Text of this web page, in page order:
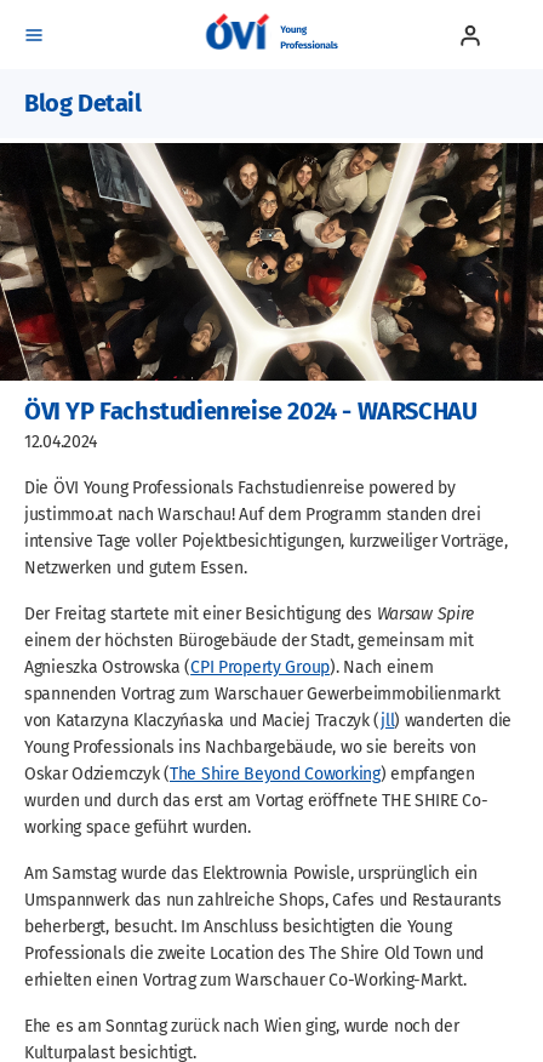
Events
Mitgliedschaft
Blog
Team
Kontakt
Blog Detail
ÖVI YP Fachstudienreise 2024 - WARSCHAU
12.04.2024
Die ÖVI Young Professionals Fachstudienreise powered by
justimmo.at nach Warschau! Auf dem Programm standen drei
intensive Tage voller Pojektbesichtigungen, kurzweiliger Vorträge,
Netzwerken und gutem Essen.
Der Freitag startete mit einer Besichtigung des Warsaw Spire
einem der höchsten Bürogebäude der Stadt, gemeinsam mit
Agnieszka Ostrowska (CPI Property Group). Nach einem
spannenden Vortrag zum Warschauer Gewerbeimmobilienmarkt
von Katarzyna Klaczyńaska und Maciej Traczyk (jll) wanderten die
Young Professionals ins Nachbargebäude, wo sie bereits von
Oskar Odziemczyk (The Shire Beyond Coworking) empfangen
wurden und durch das erst am Vortag eröffnete THE SHIRE Co-
working space geführt wurden.
Am Samstag wurde das Elektrownia Powisle, ursprünglich ein
Umspannwerk das nun zahlreiche Shops, Cafes und Restaurants
beherbergt, besucht. Im Anschluss besichtigten die Young
Professionals die zweite Location des The Shire Old Town und
erhielten einen Vortrag zum Warschauer Co-Working-Markt.
Ehe es am Sonntag zurück nach Wien ging, wurde noch der
Kulturpalast besichtigt.